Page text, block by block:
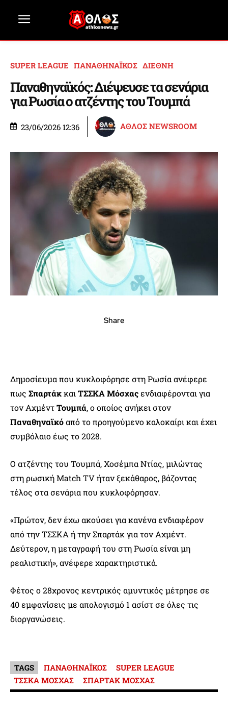
SUPER LEAGUE ΠΑΝΑΘΗΝΑΪΚΟΣ ΔΙΕΘΝΗ
Παναθηναϊκός: Διέψευσε τα σενάρια
για Ρωσία ο ατζέντης του Τουμπά
23/06/2026 12:36 ΑΘΛΟΣ NEWSROOM
Share
Δημοσίευμα που κυκλοφόρησε στη Ρωσία ανέφερε
πως ΣπαρτάκκαιΤΣΣΚΑ Μόσχαςενδιαφέρονται για
τον ΑχμέντΤουμπά, ο οποίος ανήκει στον
Παναθηναϊκόαπό το προηγούμενο καλοκαίρι και έχει
συμβόλαιο έως το 2028.
Ο ατζέντης του Τουμπά, Χοσέμπα Ντίας, μιλώντας
στη ρωσική Match TV ήταν ξεκάθαρος, βάζοντας
τέλος στα σενάρια που κυκλοφόρησαν.
«Πρώτον, δεν έχω ακούσει για κανένα ενδιαφέρον
από την ΤΣΣΚΑ ή την Σπαρτάκ για τον Αχμέντ.
Δεύτερον, η μεταγραφή του στη Ρωσία είναι μη
ρεαλιστική», ανέφερε χαρακτηριστικά.
Φέτος ο 28χρονος κεντρικός αμυντικός μέτρησε σε
40 εμφανίσεις με απολογισμό 1 ασίστ σε όλες τις
διοργανώσεις.
TAGS ΠΑΝΑΘΗΝΑΪΚΟΣ
SUPER LEAGUE
ΤΣΣΚΑ ΜΟΣΧΑΣ
ΣΠΑΡΤΑΚ ΜΟΣΧΑΣ